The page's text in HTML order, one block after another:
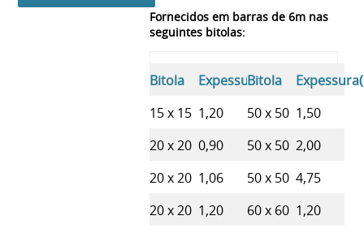
Fornecidos em barras de 6m nas
seguintes bitolas:
Bitola
Expessura(mm)
15 x 15 1,20
20 x 20 0,90
20 x 20 1,06
20 x 20 1,20
Bitola
50 x 50 1,50
50 x 50 2,00
50 x 50 4,75
60 x 60 1,20